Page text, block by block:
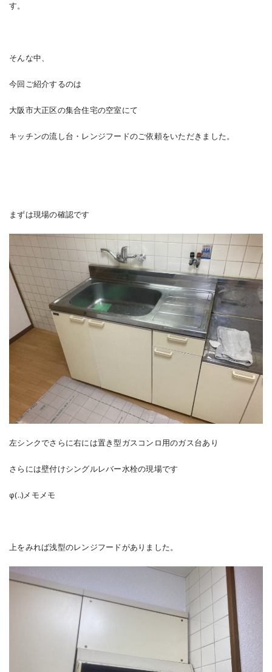
す。
そんな中、
今回ご紹介するのは
大阪市大正区の集合住宅の空室にて
キッチンの流し台・レンジフードのご依頼をいただきました。
まずは現場の確認です
左シンクでさらに右には置き型ガスコンロ用のガス台あり
さらには壁付けシングルレバー水栓の現場です
φ(..)メモメモ
上をみれば浅型のレンジフードがありました。